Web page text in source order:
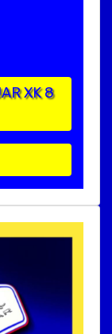
XK 8